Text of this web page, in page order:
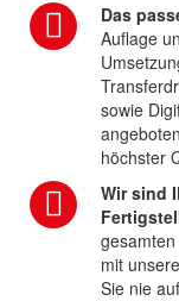
Das
Auflage
sowie
höchster
Wir sind
mit
Sie nie